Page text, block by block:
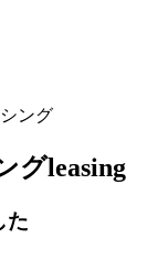
ング
グleasing
た